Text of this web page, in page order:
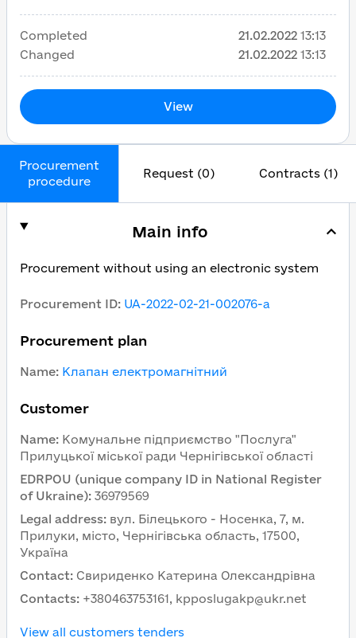
Procurement
procedure
Request (0) Contracts (1)
Main info
Procurement without using an electronic system
Procurement ID: UA-2022-02-21-002076-a
Procurement plan
Name: Клапан електромагнітний
Customer
Name: Комунальне підприємство "Послуга"
Прилуцької міської ради Чернігівської області
EDRPOU (unique company ID in National Register
of Ukraine): 36979569
Legal address: вул. Білецького - Носенка, 7, м.
Прилуки, місто, Чернігівська область, 17500,
Україна
Contact: Свириденко Катерина Олександрівна
Contacts: +380463753161, kpposlugakp@ukr.net
View all customers tenders
Completed 21.02.2022 13:13
Changed
21.02.2022 13:13
View